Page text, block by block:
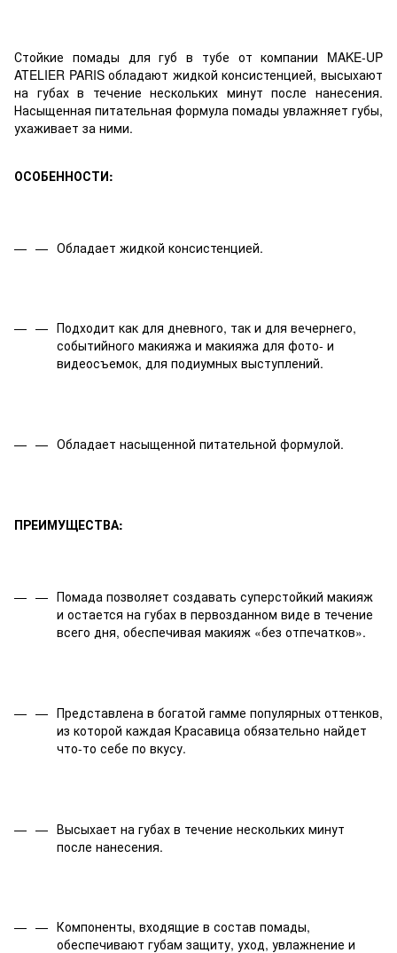
Стойкие помады для губ в тубе от компании MAKE-UP
ATELIER PARIS обладают жидкой консистенцией, высыхают
на губах в течение нескольких минут после нанесения.
Насыщенная питательная формула помады увлажняет губы,
ухаживает за ними.
ОСОБЕННОСТИ:
Обладает жидкой консистенцией.
Подходит как для дневного, так и для вечернего,
событийного макияжа и макияжа для фото- и
видеосъемок, для подиумных выступлений.
Обладает насыщенной питательной формулой.
ПРЕИМУЩЕСТВА:
Помада позволяет создавать суперстойкий макияж
и остается на губах в первозданном виде в течение
всего дня, обеспечивая макияж «без отпечатков».
Представлена в богатой гамме популярных оттенков,
из которой каждая Красавица обязательно найдет
что-то себе по вкусу.
Высыхает на губах в течение нескольких минут
после нанесения.
Компоненты, входящие в состав помады,
обеспечивают губам защиту, уход, увлажнение и